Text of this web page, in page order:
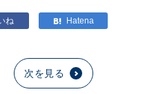
次を見る